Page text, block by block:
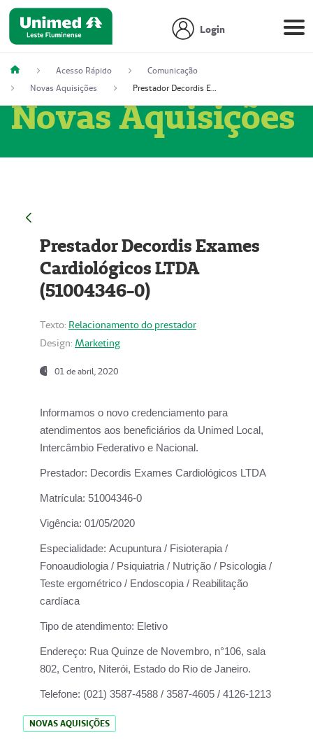
Login
Acesso Rápido
Comunicação
Novas Aquisições
Prestador Decordis Exames Cardiológicos LTDA (51004346-0)
Novas Aquisições
Prestador Decordis Exames
Cardiológicos LTDA
(51004346-0)
Texto: Relacionamento do prestador
Design: Marketing
01 de abril, 2020
Informamos o novo credenciamento para
atendimentos aos beneficiários da Unimed Local,
Intercâmbio Federativo e Nacional.
Prestador: Decordis Exames Cardiológicos LTDA
Matrícula: 51004346-0
Vigência: 01/05/2020
Especialidade: Acupuntura / Fisioterapia /
Fonoaudiologia / Psiquiatria / Nutrição / Psicologia /
Teste ergométrico / Endoscopia / Reabilitação
cardíaca
Tipo de atendimento: Eletivo
Endereço: Rua Quinze de Novembro, n°106, sala
802, Centro, Niterói, Estado do Rio de Janeiro.
Telefone: (021) 3587-4588 / 3587-4605 / 4126-1213
NOVAS AQUISIÇÕES